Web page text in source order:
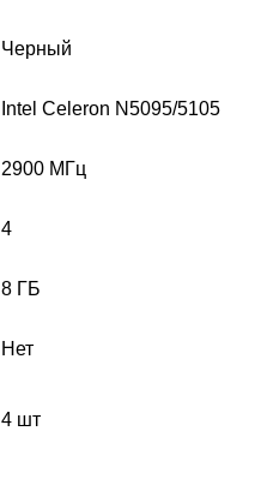
Черный
Intel Celeron N5095/5105
2900 МГц
4
8 ГБ
Нет
4 шт